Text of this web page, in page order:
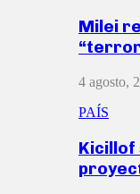
Milei
4 agosto,
PAÍS
Kicillof